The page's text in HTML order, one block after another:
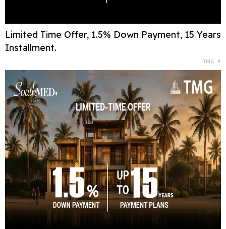
Limited Time Offer, 1.5% Down Payment, 15 Years
Installment.
TMG